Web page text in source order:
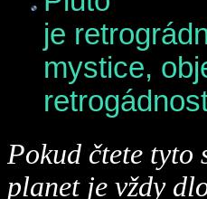
je
mystice,
Pokud čtete tyto
planet je vždy